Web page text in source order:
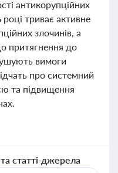
антикорупційних
триває активне
злочинів, а
притягнення до
вимоги
про системний
та підвищення
статті-джерела